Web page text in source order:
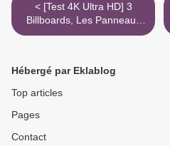
< [Test 4K Ultra HD] 3
Billboards, Les Panneaux
de la vengeance
Hébergé par Eklablog
Top articles
Pages
Contact